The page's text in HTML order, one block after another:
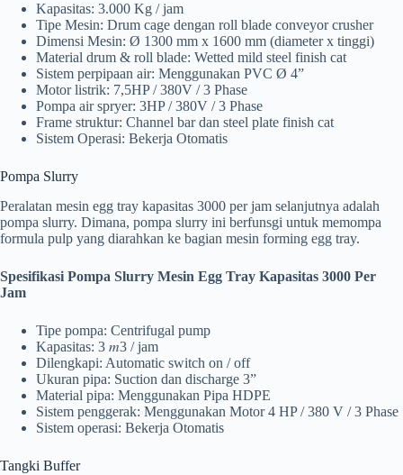
Kapasitas: 3.000 Kg / jam
Tipe Mesin: Drum cage dengan roll blade conveyor crusher
Dimensi Mesin: Ø 1300 mm x 1600 mm (diameter x tinggi)
Material drum & roll blade: Wetted mild steel finish cat
Sistem perpipaan air: Menggunakan PVC Ø 4”
Motor listrik: 7,5HP / 380V / 3 Phase
Pompa air spryer: 3HP / 380V / 3 Phase
Frame struktur: Channel bar dan steel plate finish cat
Sistem Operasi: Bekerja Otomatis
Pompa Slurry
Peralatan mesin egg tray kapasitas 3000 per jam selanjutnya adalah
pompa slurry. Dimana, pompa slurry ini berfunsgi untuk memompa
formula pulp yang diarahkan ke bagian mesin forming egg tray.
Spesifikasi Pompa Slurry Mesin Egg Tray Kapasitas 3000 Per
Jam
Tipe pompa: Centrifugal pump
Kapasitas: 3 𝑚3 / jam
Dilengkapi: Automatic switch on / off
Ukuran pipa: Suction dan discharge 3”
Material pipa: Menggunakan Pipa HDPE
Sistem penggerak: Menggunakan Motor 4 HP / 380 V / 3 Phase
Sistem operasi: Bekerja Otomatis
Tangki Buffer